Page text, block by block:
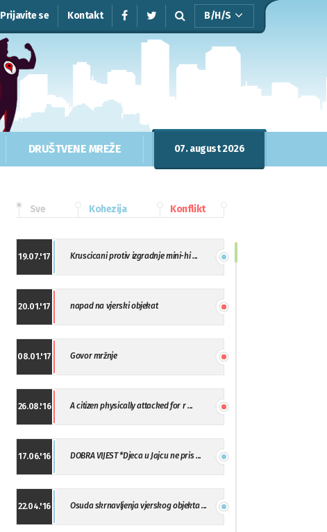
Prijavite se Kontakt B/H/S
DRUŠTVENE MREŽE 07. august 2026
Sve Kohezija Konflikt
19.07.'17 Kruscicani protiv izgradnje mini-hi ...
20.01.'17 napad na vjerski objekat
08.01.'17 Govor mržnje
26.08.'16 A citizen physically attacked for r ...
17.06.'16 DOBRA VIJEST *Djeca u Jajcu ne pris ...
22.04.'16 Osuda skrnavljenja vjerskog objekta ...